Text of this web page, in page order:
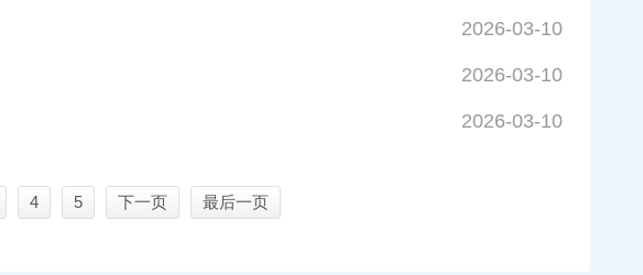
2026-03-10
2026-03-10
2026-03-10
4 5 下一页 最后一页